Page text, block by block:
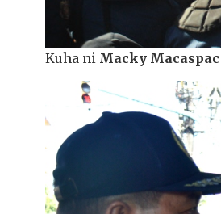
Kuha ni Macky Macaspac